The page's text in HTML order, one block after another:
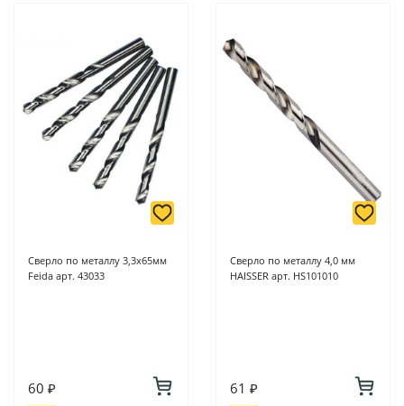
Сверло по металлу 3,3х65мм
Feida арт. 43033
60 ₽
Сверло по металлу 4,0 мм
HAISSER арт. HS101010
61 ₽